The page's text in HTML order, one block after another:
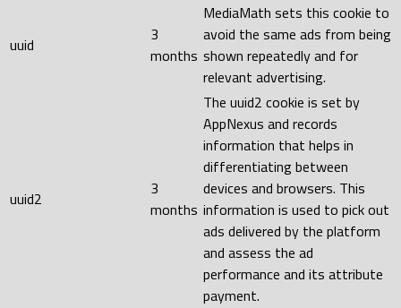
uuid
3
months
MediaMath sets this cookie to
avoid the same ads from being
shown repeatedly and for
relevant advertising.
uuid2
3
months
The uuid2 cookie is set by
AppNexus and records
information that helps in
differentiating between
devices and browsers. This
information is used to pick out
ads delivered by the platform
and assess the ad
performance and its attribute
payment.